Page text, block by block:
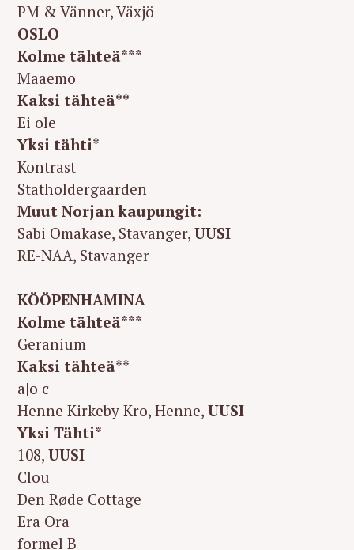
PM & Vänner, Växjö
OSLO
Kolme tähteä***
Maaemo
Kaksi tähteä**
Ei ole
Yksi tähti*
Kontrast
Statholdergaarden
Muut Norjan kaupungit:
Sabi Omakase, Stavanger, UUSI
RE-NAA, Stavanger
KÖÖPENHAMINA
Kolme tähteä***
Geranium
Kaksi tähteä**
a|o|c
Henne Kirkeby Kro, Henne, UUSI
Yksi Tähti*
108, UUSI
Clou
Den Røde Cottage
Era Ora
formel B